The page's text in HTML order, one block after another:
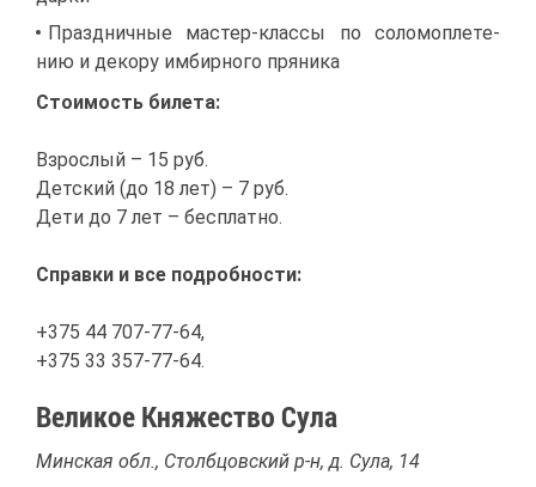
Празд­нич­ные ма­стер-клас­сы по со­ло­мо­пле­те­
нию и де­ко­ру им­бир­но­го пря­ни­ка
Сто­и­мость би­ле­та:
Взрос­лый – 15 руб.
Дет­ский (до 18 лет) – 7 руб.
Де­ти до 7 лет – бес­плат­но.
Справ­ки и все по­дроб­но­сти:
+375 44 707-77-64,
+375 33 357-77-64.
Ве­ли­кое Кня­же­ство Су­ла
Мин­ская обл., Столб­цов­ский р-н, д. Су­ла, 14